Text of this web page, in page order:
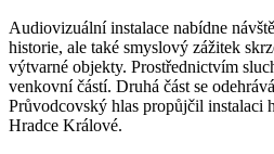
Audiovizuální instalace nabídne
historie, ale také smyslový zážitek
výtvarné objekty. Prostřednictvím
venkovní částí. Druhá část se
Průvodcovský hlas propůjčil instalaci
Hradce Králové.